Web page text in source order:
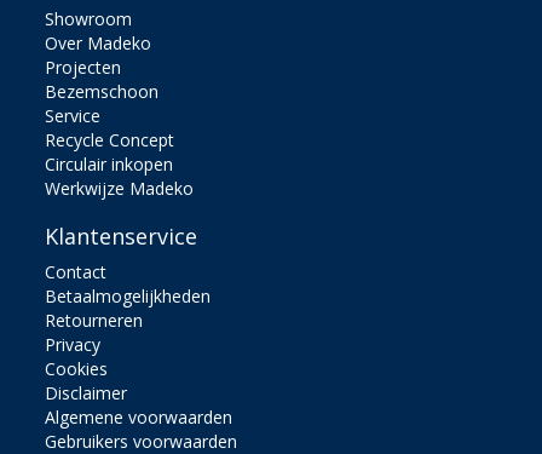
Showroom
Over Madeko
Projecten
Bezemschoon
Service
Recycle Concept
Circulair inkopen
Werkwijze Madeko
Klantenservice
Contact
Betaalmogelijkheden
Retourneren
Privacy
Cookies
Disclaimer
Algemene voorwaarden
Gebruikers voorwaarden